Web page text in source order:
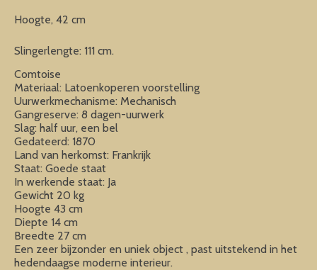
Hoogte, 42 cm
Slingerlengte: 111 cm.
Comtoise
Materiaal: Latoenkoperen voorstelling
Uurwerkmechanisme: Mechanisch
Gangreserve: 8 dagen-uurwerk
Slag: half uur, een bel
Gedateerd: 1870
Land van herkomst: Frankrijk
Staat: Goede staat
In werkende staat: Ja
Gewicht 20 kg
Hoogte 43 cm
Diepte 14 cm
Breedte 27 cm
Een zeer bijzonder en uniek object , past uitstekend in het
hedendaagse moderne interieur.